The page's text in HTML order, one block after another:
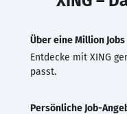
Über eine Million Jobs
Entdecke mit XING
passt.
Persönliche Job-